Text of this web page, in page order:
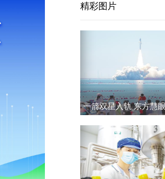
精彩图片
一箭双星入轨 东方慧